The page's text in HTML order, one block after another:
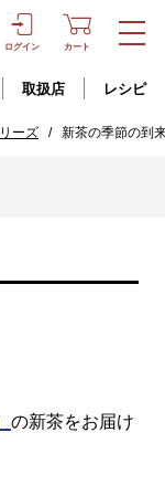
ログイン カート
取扱店 レシピ
ーズ / 新茶の季節の到
の新茶をお届け